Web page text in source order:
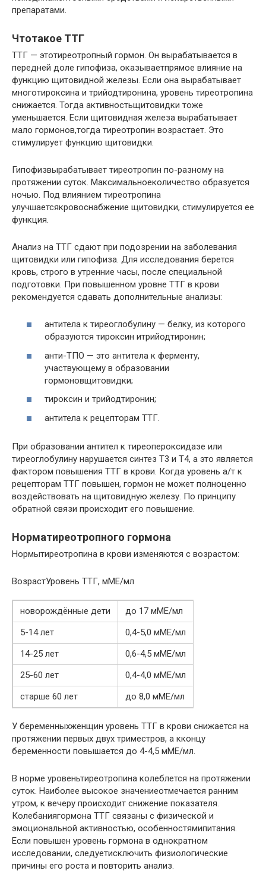
препаратами.
Чтотакое ТТГ
ТТГ — этотиреотропный гормон. Он вырабатывается в
передней доле гипофиза, оказываетпрямое влияние на
функцию щитовидной железы. Если она вырабатывает
многотироксина и трийодтиронина, уровень тиреотропина
снижается. Тогда активностьщитовидки тоже
уменьшается. Если щитовидная железа вырабатывает
мало гормонов,тогда тиреотропин возрастает. Это
стимулирует функцию щитовидки.
Гипофизвырабатывает тиреотропин по-разному на
протяжении суток. Максимальноеколичество образуется
ночью. Под влиянием тиреотропина
улучшаетсякровоснабжение щитовидки, стимулируется ее
функция.
Анализ на ТТГ сдают при подозрении на заболевания
щитовидки или гипофиза. Для исследования берется
кровь, строго в утренние часы, после специальной
подготовки. При повышенном уровне ТТГ в крови
рекомендуется сдавать дополнительные анализы:
антитела к тиреоглобулину — белку, из которого
образуются тироксин итрийодтиронин;
анти-ТПО — это антитела к ферменту,
участвующему в образовании
гормоновщитовидки;
тироксин и трийодтиронин;
антитела к рецепторам ТТГ.
При образовании антител к тиреопероксидазе или
тиреоглобулину нарушается синтез Т3 и Т4, а это является
фактором повышения ТТГ в крови. Когда уровень а/т к
рецепторам ТТГ повышен, гормон не может полноценно
воздействовать на щитовидную железу. По принципу
обратной связи происходит его повышение.
Норматиреотропного гормона
Нормытиреотропина в крови изменяются с возрастом:
ВозрастУровень ТТГ, мМЕ/мл
новорождённые дети
до 17 мМЕ/мл
5-14 лет
0,4-5,0 мМЕ/мл
14-25 лет
0,6-4,5 мМЕ/мл
25-60 лет
0,4-4,0 мМЕ/мл
старше 60 лет
до 8,0 мМЕ/мл
У беременныхженщин уровень ТТГ в крови снижается на
протяжении первых двух триместров, а кконцу
беременности повышается до 4-4,5 мМЕ/мл.
В норме уровеньтиреотропина колеблется на протяжении
суток. Наиболее высокое значениеотмечается ранним
утром, к вечеру происходит снижение показателя.
Колебаниягормона ТТГ связаны с физической и
эмоциональной активностью, особенностямипитания.
Если повышен уровень гормона в однократном
исследовании, следуетисключить физиологические
причины его роста и повторить анализ.